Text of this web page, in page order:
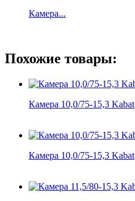
Камера...
Похожие товары:
Камера 10,0/75-15,3 Kabat
Камера 10,0/75-15,3 Kabat